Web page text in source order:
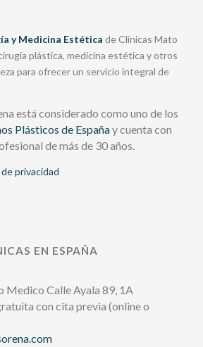
y Medicina Estética de Clínicas Mato
plástica, medicina estética y otros
para ofrecer un servicio integral de
está considerado como uno de los
Plásticos de Españay cuenta con
de más de 30 años.
privacidad
EN ESPAÑA
Medico Calle Ayala 89, 1A
con cita previa (online o